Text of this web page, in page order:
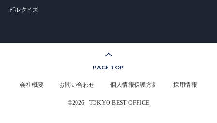
ビルクイズ
PAGE TOP
会社概要 お問い合わせ 個人情報保護方針 採用情報
©2026 TOKYO BEST OFFICE